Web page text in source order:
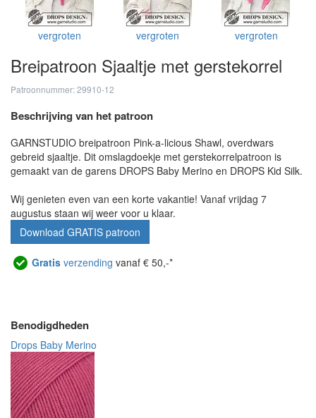
vergroten vergroten vergroten
Breipatroon Sjaaltje met gerstekorrel
Patroonnummer: 29910-12
Beschrijving van het patroon
GARNSTUDIO breipatroon Pink-a-licious Shawl, overdwars
gebreid sjaaltje. Dit omslagdoekje met gerstekorrelpatroon is
gemaakt van de garens DROPS Baby Merino en DROPS Kid Silk.
Wij genieten even van een korte vakantie! Vanaf vrijdag 7
augustus staan wij weer voor u klaar.
Download GRATIS patroon
Gratis verzending vanaf € 50,-*
Benodigdheden
Drops Baby Merino